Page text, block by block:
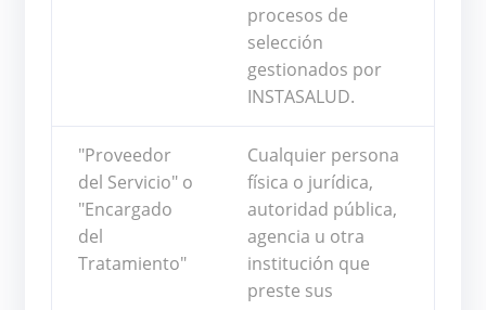
procesos de
selección
gestionados por
INSTASALUD.
"Proveedor
del Servicio" o
"Encargado
del
Tratamiento"
Cualquier persona
física o jurídica,
autoridad pública,
agencia u otra
institución que
preste sus